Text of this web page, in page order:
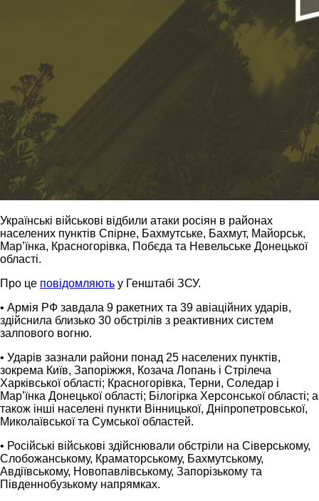
Українські військові відбили атаки росіян в районах
населених пунктів Спірне, Бахмутське, Бахмут, Майорськ,
Мар’їнка, Красногорівка, Побєда та Невельське Донецької
області.
Про це повідомляють у Генштабі ЗСУ.
• Армія РФ завдала 9 ракетних та 39 авіаційних ударів,
здійснила близько 30 обстрілів з реактивних систем
залпового вогню.
• Ударів зазнали райони понад 25 населених пунктів,
зокрема Київ, Запоріжжя, Козача Лопань і Стрілеча
Харківської області; Красногорівка, Терни, Соледар і
Мар’їнка Донецької області; Білогірка Херсонської області; а
також інші населені пункти Вінницької, Дніпропетровської,
Миколаївської та Сумської областей.
• Російські військові здійснювали обстріли на Сіверському,
Слобожанському, Краматорському, Бахмутському,
Авдіївському, Новопавлівському, Запорізькому та
Південнобузькому напрямках.